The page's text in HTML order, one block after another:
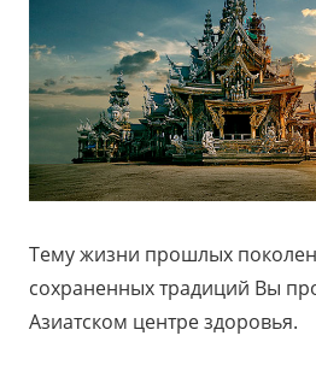
Тему жизни прошлых
сохраненных традиций Вы
Азиатском центре здоровья.